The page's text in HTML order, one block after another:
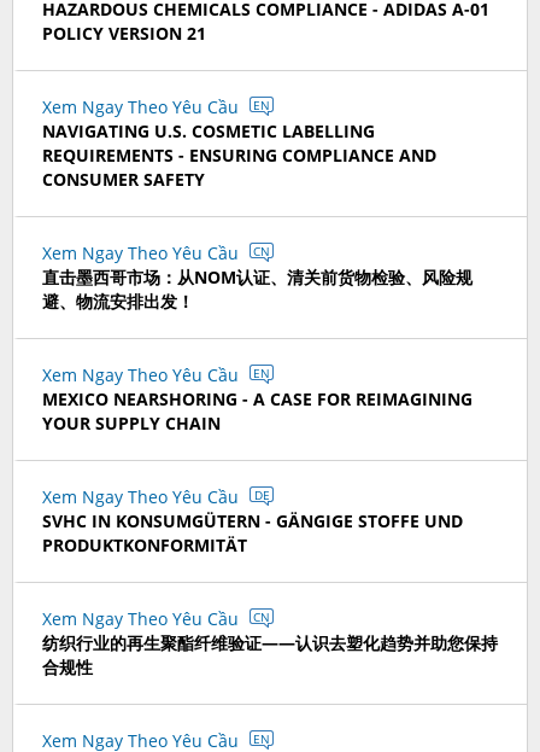
HAZARDOUS CHEMICALS COMPLIANCE - ADIDAS A-01
POLICY VERSION 21
Xem Ngay Theo Yêu Cầu EN
NAVIGATING U.S. COSMETIC LABELLING
REQUIREMENTS - ENSURING COMPLIANCE AND
CONSUMER SAFETY
Xem Ngay Theo Yêu Cầu CN
直击墨西哥市场：从NOM认证、清关前货物检验、风险规
避、物流安排出发！
Xem Ngay Theo Yêu Cầu EN
MEXICO NEARSHORING - A CASE FOR REIMAGINING
YOUR SUPPLY CHAIN
Xem Ngay Theo Yêu Cầu DE
SVHC IN KONSUMGÜTERN - GÄNGIGE STOFFE UND
PRODUKTKONFORMITÄT
Xem Ngay Theo Yêu Cầu CN
纺织行业的再生聚酯纤维验证——认识去塑化趋势并助您保持
合规性
Xem Ngay Theo Yêu Cầu EN